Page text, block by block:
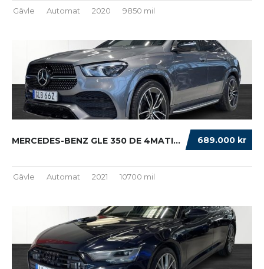
Gävle Automat 2020 9850 mil
689.000 kr
MERCEDES-BENZ GLE 350 DE 4MATIC COUPÉ AMG L ...
Gävle Automat 2021 10700 mil